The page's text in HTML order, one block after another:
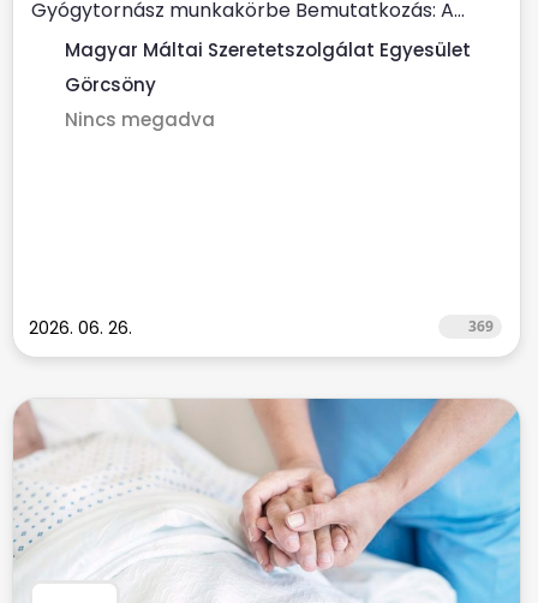
Gyógytornász munkakörbe Bemutatkozás: A...
Magyar Máltai Szeretetszolgálat Egyesület
Görcsöny
Nincs megadva
2026. 06. 26. 369